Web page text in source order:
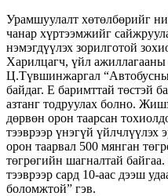
Урамшуулалт хөтөлбөрийг
чанар хүртээмжийг
нэмэгдүүлэх зорилготой
Харилцагч, үйл
Ц.Түвшинжаргал
байдаг. E баримттай төстэй
азтанг тодруулах болно.
дөрвөн орон таарсан
тээврээр үнэгүй
орон таарвал 500 мянган
төгрөгийн шагналтай
тээврээр сард 10-аас дээш
боломжтой” гэв.